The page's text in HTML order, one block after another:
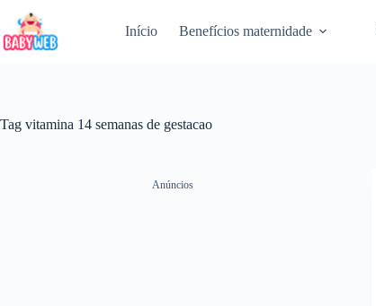
para
o
conteúdo
Início Benefícios maternidade
Tag vitamina 14 semanas de gestacao
Anúncios